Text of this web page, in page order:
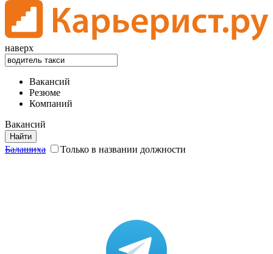
наверх
Вакансий
Резюме
Компаний
Вакансий
Найти
Балашиха Только в названии должности